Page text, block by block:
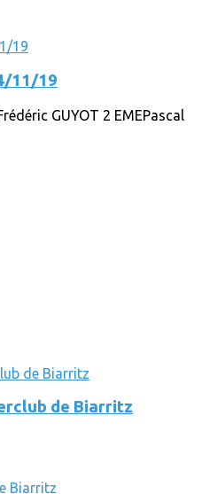
11/19
GUYOT 2 EMEPascal
de Biarritz